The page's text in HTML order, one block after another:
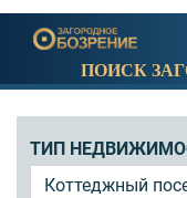
ПОИСК
ТИП